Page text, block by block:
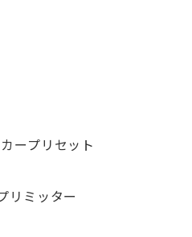
ープリセット
リミッター